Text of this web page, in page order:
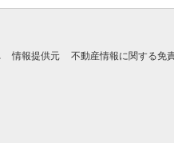
情報提供元 不動産情報に関する免